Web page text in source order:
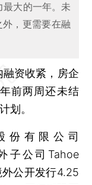
大的一年。未
，更需要在融
融资收紧，房企
前两周还未结
划。
份有限公司
子公司Tahoe
公开发行4.25